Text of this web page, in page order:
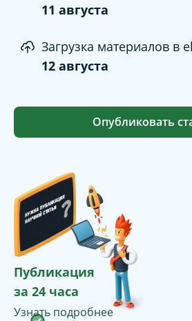
11 августа
Загрузка материалов в
12 августа
Опубликовать
Публикация
за 24 часа
Узнать подробнее